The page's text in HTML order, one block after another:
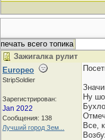
печать всего топика
Зажигалка рулит
Europeo
StripSoldier
Зарегистрирован:
Jan 2022
Сообщения: 138
Лучший город Зем...
Ну
Все,